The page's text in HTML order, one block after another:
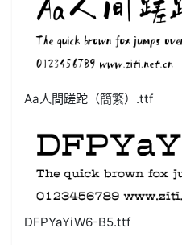
Aa人間蹉跎（簡繁）.ttf
DFPYaYiW6-B5.ttf